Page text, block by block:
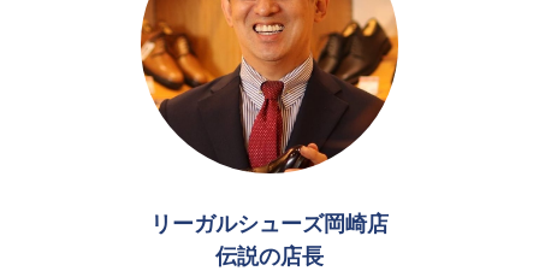
リーガルシューズ岡崎店
伝説の店長